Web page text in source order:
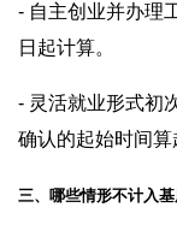
- 自主创业并办理
日起计算。
- 灵活就业形式初
确认的起始时间算
三、哪些情形不计入